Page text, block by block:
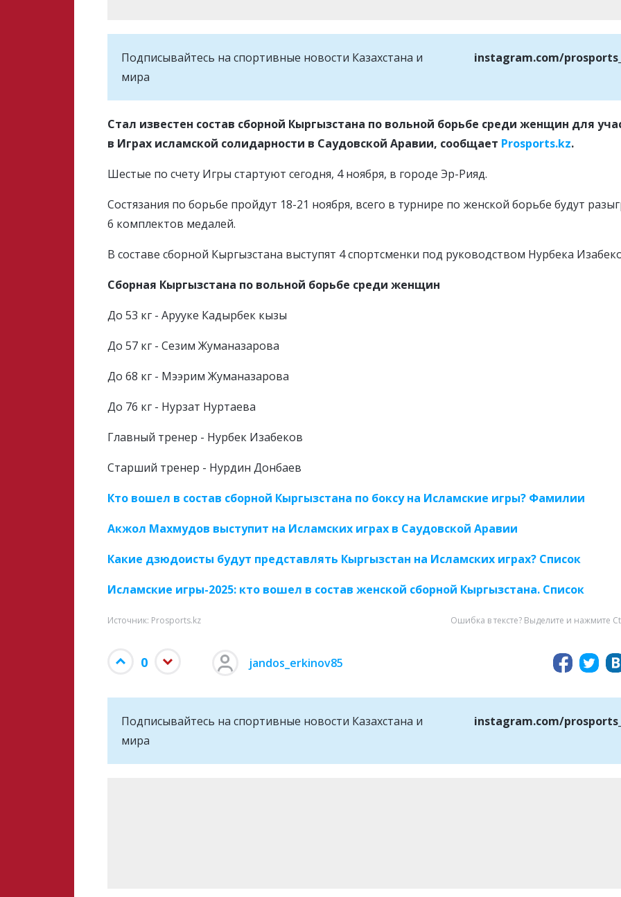
Подписывайтесь на cпортивные новости Казахстана и
мира
instagram.com/
Стал известен состав сборной Кыргызстана по вольной борьбе среди женщин для
в Играх исламской солидарности в Саудовской Аравии, сообщает Prosports.kz.
Шестые по счету Игры стартуют сегодня, 4 ноября, в городе Эр-Рияд.
Состязания по борьбе пройдут 18-21 ноября, всего в турнире по женской борьбе будут
6 комплектов медалей.
В составе сборной Кыргызстана выступят 4 спортсменки под руководством Нурбека
Сборная Кыргызстана по вольной борьбе среди женщин
До 53 кг - Арууке Кадырбек кызы
До 57 кг - Сезим Жуманазарова
До 68 кг - Мээрим Жуманазарова
До 76 кг - Нурзат Нуртаева
Главный тренер - Нурбек Изабеков
Старший тренер - Нурдин Донбаев
Кто вошел в состав сборной Кыргызстана по боксу на Исламские игры? Фамилии
Акжол Махмудов выступит на Исламских играх в Саудовской Аравии
Какие дзюдоисты будут представлять Кыргызстан на Исламских играх? Список
Исламские игры-2025: кто вошел в состав женской сборной Кыргызстана. Список
Источник: Prosports.kz Ошибка в тексте? Выделите и нажмите
0 jandos_erkinov85
Подписывайтесь на cпортивные новости Казахстана и
мира
instagram.com/